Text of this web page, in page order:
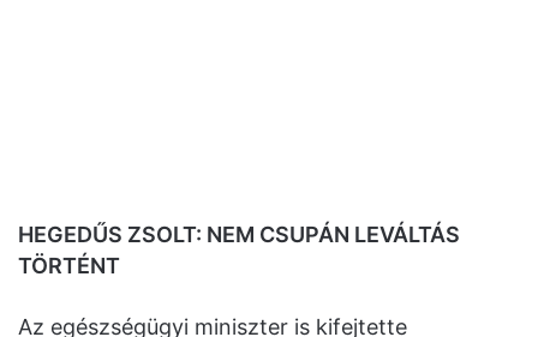
HEGEDŰS ZSOLT: NEM CSUPÁN LEVÁLTÁS
TÖRTÉNT
Az egészségügyi miniszter is kifejtette